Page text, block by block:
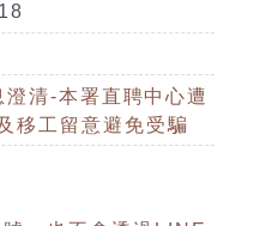
清-本署直聘中心遭
移工留意避免受騙